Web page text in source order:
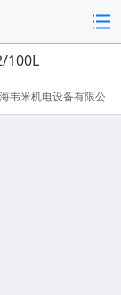
100L
韦米机电设备有限公
人：雷青；产品实拍